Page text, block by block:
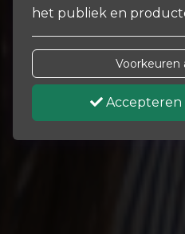
het publiek en
Voorkeuren
Accepteren